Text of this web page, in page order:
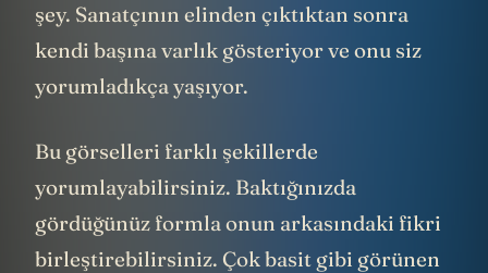
şey. Sanatçının elinden çıktıktan sonra
kendi başına varlık gösteriyor ve onu siz
yorumladıkça yaşıyor.
Bu görselleri farklı şekillerde
yorumlayabilirsiniz. Baktığınızda
gördüğünüz formla onun arkasındaki fikri
birleştirebilirsiniz. Çok basit gibi görünen